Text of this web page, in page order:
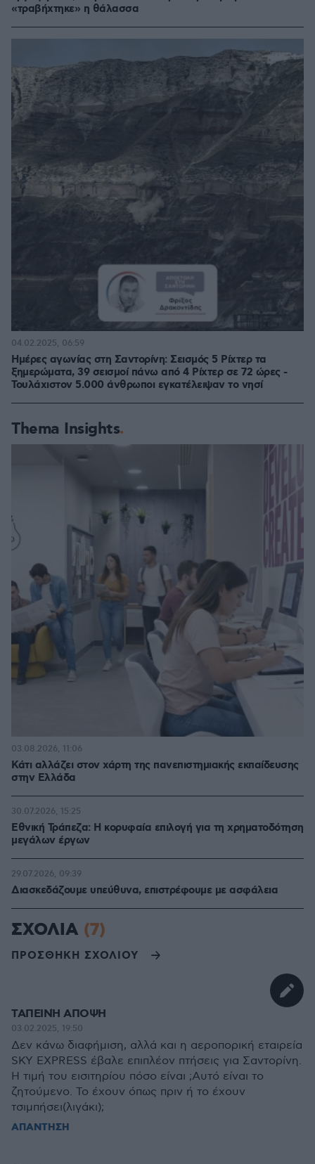
«τραβήχτηκε» η θάλασσα
Ημέρες αγωνίας στη Σαντορίνη: Σεισμός 5 Ρίχτερ τα
ξημερώματα, 39 σεισμοί πάνω από 4 Ρίχτερ σε 72 ώρες -
Τουλάχιστον 5.000 άνθρωποι εγκατέλειψαν το νησί
04.02.2025, 06:59
Thema Insights
Κάτι αλλάζει στον χάρτη της πανεπιστημιακής εκπαίδευσης
στην Ελλάδα
03.08.2026, 11:06
Εθνική Τράπεζα: Η κορυφαία επιλογή για τη χρηματοδότηση
μεγάλων έργων
30.07.2026, 15:25
Διασκεδάζουμε υπεύθυνα, επιστρέφουμε με ασφάλεια
29.07.2026, 09:39
ΣΧΟΛΙΑ (7)
ΠΡΟΣΘΗΚΗ ΣΧΟΛΙΟΥ
ΤΑΠΕΙΝΉ ΑΠΟΨΗ
03.02.2025, 19:50
Δεν κάνω διαφήμιση, αλλά και η αεροπορική εταιρεία
SKY EXPRESS έβαλε επιπλέον πτήσεις για Σαντορίνη.
Η τιμή του εισιτηρίου πόσο είναι ;Αυτό είναι το
ζητούμενο. Το έχουν όπως πριν ή το έχουν
τσιμπήσει(λιγάκι);
ΑΠΑΝΤΗΣΗ